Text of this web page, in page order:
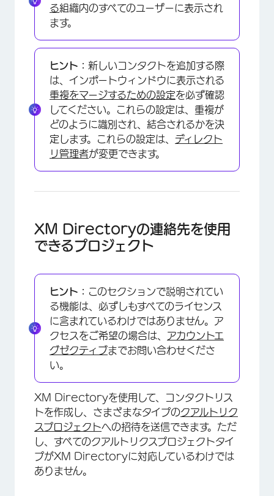
×
る組織内のすべてのユーザーに表示され
ます。
ヒント： 新しいコンタクトを追加する際
は、インポートウィンドウに表示される
重複をマージするための設定を必ず確認
してください。これらの設定は、重複が
どのように識別され、結合されるかを決
定します。これらの設定は、 ディレクト
リ管理者が変更できます。
XM Directoryの連絡先を使用
できるプロジェクト
ヒント： このセクションで説明されてい
る機能は、必ずしもすべてのライセンス
に含まれているわけではありません。ア
クセスをご希望の場合は、 アカウントエ
グゼクティブまでお問い合わせくださ
い。
XM Directoryを使用して、コンタクトリス
トを作成し、さまざまなタイプのクアルトリク
スプロジェクトへの招待を送信できます。ただ
し、すべてのクアルトリクスプロジェクトタイ
プがXM Directoryに対応しているわけでは
ありません。